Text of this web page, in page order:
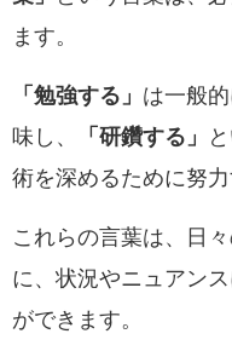
ます。
「勉強する」 は一般
味し、
「研鑽する」
術を深めるために努
これらの言葉は、日
に、状況やニュアン
ができます。